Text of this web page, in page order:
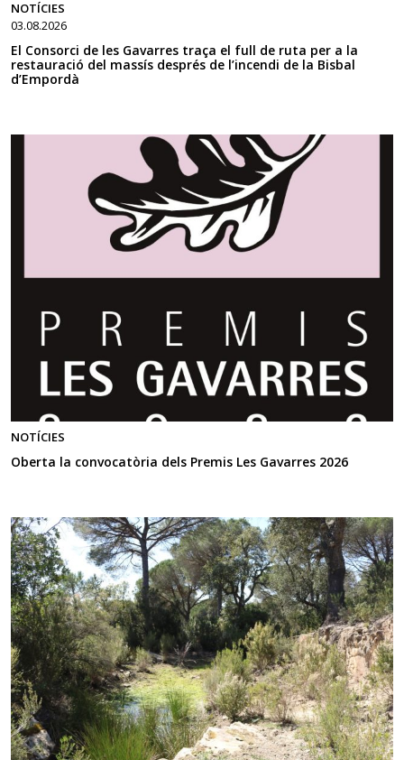
NOTÍCIES
03.08.2026
El Consorci de les Gavarres traça el full de ruta per a la
restauració del massís després de l’incendi de la Bisbal
d’Empordà
NOTÍCIES
Oberta la convocatòria dels Premis Les Gavarres 2026